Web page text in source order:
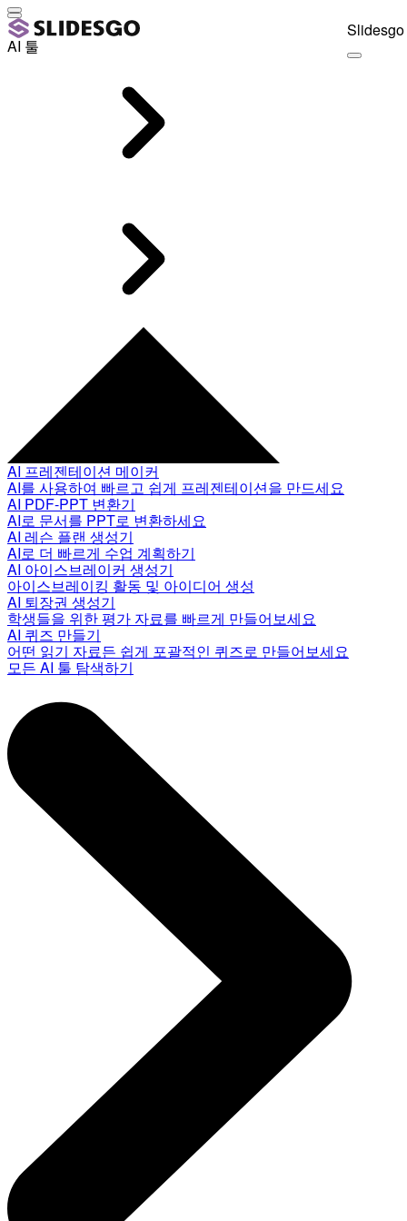
AI 툴
AI 프레젠테이션 메이커
AI를 사용하여 빠르고 쉽게 프레젠테이션을 만드세요
AI PDF-PPT 변환기
AI로 문서를 PPT로 변환하세요
AI 레슨 플랜 생성기
AI로 더 빠르게 수업 계획하기
AI 아이스브레이커 생성기
아이스브레이킹 활동 및 아이디어 생성
AI 퇴장권 생성기
학생들을 위한 평가 자료를 빠르게 만들어보세요
AI 퀴즈 만들기
어떤 읽기 자료든 쉽게 포괄적인 퀴즈로 만들어보세요
모든 AI 툴 탐색하기